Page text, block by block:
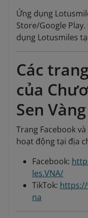
Ứng dụng
Store/Google
dụng Lotusmiles
Các
của
Sen Vàng
Trang Facebook
hoạt động tại địa
Facebook:
les.VNA/
TikTok:
na